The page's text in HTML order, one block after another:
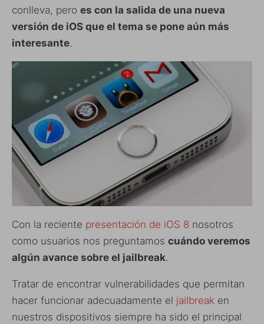
conlleva, pero es con la salida de una nueva
versión de iOS que el tema se pone aún más
interesante.
Con la reciente presentación de iOS 8 nosotros
como usuarios nos preguntamos cuándo veremos
algún avance sobre el jailbreak.
Tratar de encontrar vulnerabilidades que permitan
hacer funcionar adecuadamente el jailbreak en
nuestros dispositivos siempre ha sido el principal